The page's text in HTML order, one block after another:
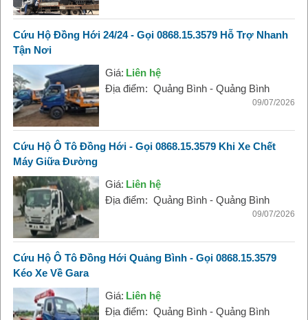
Cứu Hộ Đồng Hới 24/24 - Gọi 0868.15.3579 Hỗ Trợ Nhanh
Tận Nơi
Giá: Liên hệ
Địa điểm: Quảng Bình - Quảng Bình
09/07/2026
Cứu Hộ Ô Tô Đồng Hới - Gọi 0868.15.3579 Khi Xe Chết
Máy Giữa Đường
Giá: Liên hệ
Địa điểm: Quảng Bình - Quảng Bình
09/07/2026
Cứu Hộ Ô Tô Đồng Hới Quảng Bình - Gọi 0868.15.3579
Kéo Xe Về Gara
Giá: Liên hệ
Địa điểm: Quảng Bình - Quảng Bình